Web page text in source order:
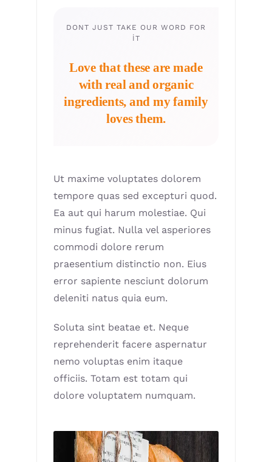
DONT JUST TAKE OUR WORD FOR
IT
Love that these are made
with real and organic
ingredients, and my family
loves them.
Ut maxime voluptates dolorem
tempore quas sed excepturi quod.
Ea aut qui harum molestiae. Qui
minus fugiat. Nulla vel asperiores
commodi dolore rerum
praesentium distinctio non. Eius
error sapiente nesciunt dolorum
deleniti natus quia eum.
Soluta sint beatae et. Neque
reprehenderit facere aspernatur
nemo voluptas enim itaque
officiis. Totam est totam qui
dolore voluptatem numquam.